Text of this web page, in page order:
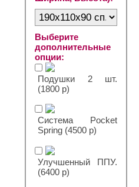
Выберите
дополнительные
опции:
Подушки 2 шт.
(1800 р)
Система Pocket
Spring (4500 р)
Улучшенный ППУ.
(6400 р)